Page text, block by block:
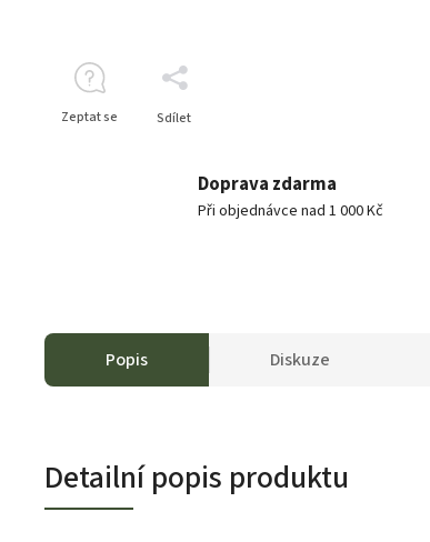
Zeptat se Sdílet
Doprava zdarma
Při objednávce nad 1 000 Kč
Popis Diskuze
Detailní popis produktu